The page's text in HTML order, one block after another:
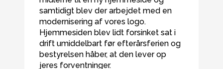
samtidigt blev der arbejdet med en
modernisering af vores logo.
Hjemmesiden blev lidt forsinket sat i
drift umiddelbart før efterårsferien og
bestyrelsen håber, at den lever op
jeres forventninger.